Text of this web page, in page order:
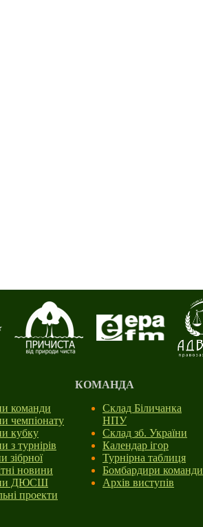
команди
чемпіонату
кубку
з турнірів
зібрної
новини
ДЮСШ
проекти
КОМАНДА
Склад Біличанка
НПУ
Склад зб. України
Календар ігор
Турнірна таблиця
Бомбардири команди
Архів виступів